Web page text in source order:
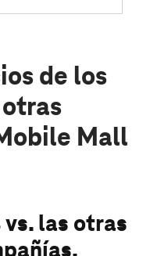
de los
Mall